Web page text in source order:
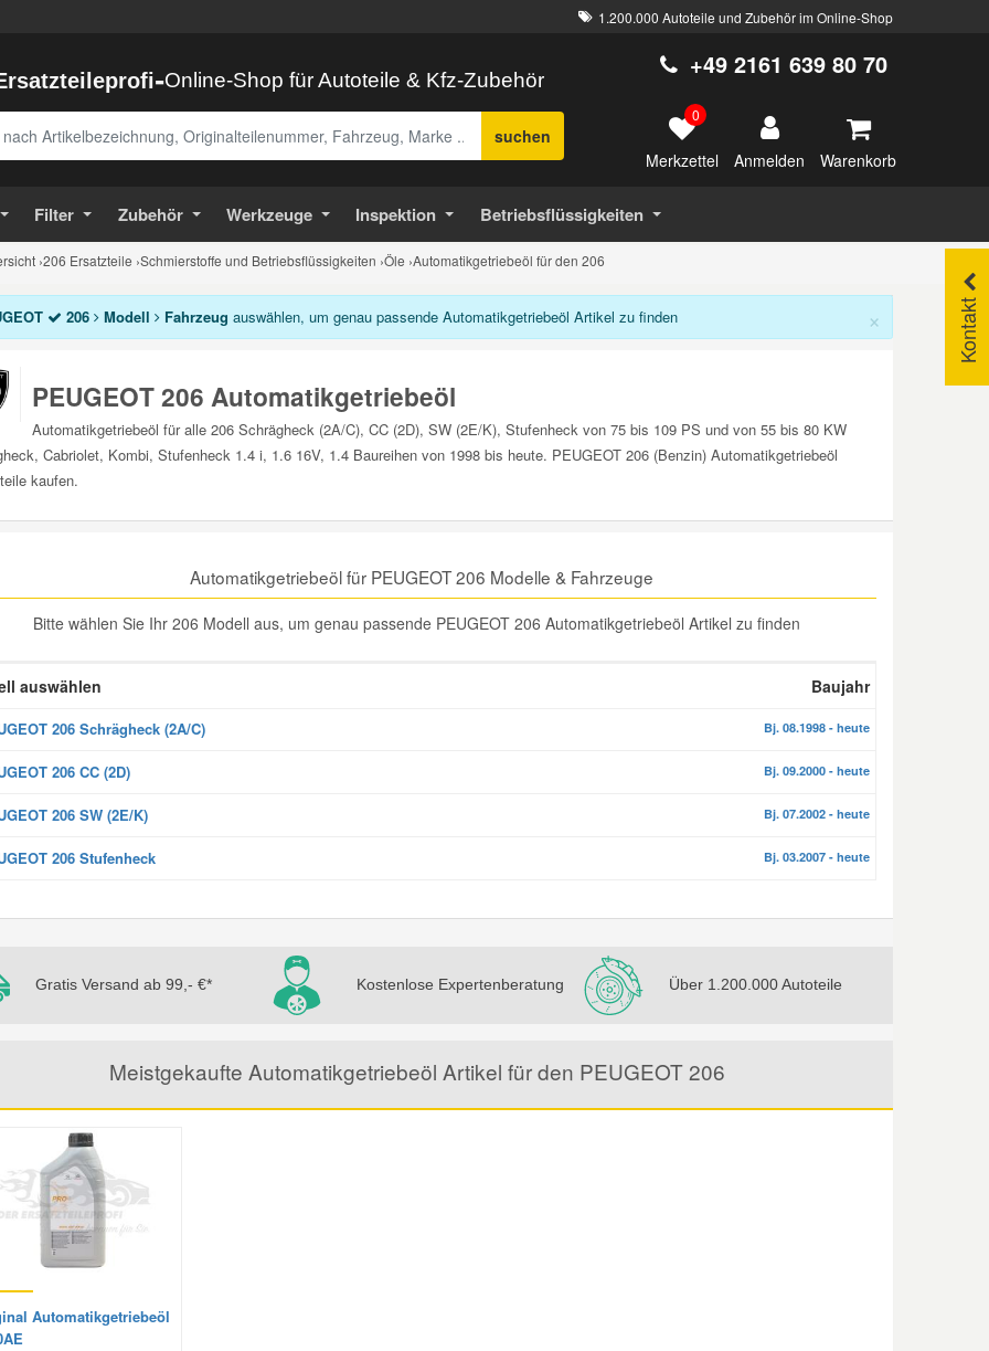
1.200.000 Autoteile und Zubehör im Online-Shop
-Online-Shop für Autoteile & Kfz-Zubehör
suchen
+49 2161 639 80 70
0
Merkzettel Anmelden Warenkorb
Filter Zubehör Werkzeuge Inspektion Betriebsflüssigkeiten
›206 Ersatzteile ›Schmierstoffe und Betriebsflüssigkeiten ›Öle ›Automatikgetriebeöl für den 206
Kontakt
×
206 Modell Fahrzeug auswählen, um genau passende Automatikgetriebeöl Artikel zu finden
PEUGEOT 206 Automatikgetriebeöl
Automatikgetriebeöl für alle 206 Schrägheck (2A/C), CC (2D), SW (2E/K), Stufenheck von 75 bis 109 PS und von 55 bis 80 KW
Cabriolet, Kombi, Stufenheck 1.4 i, 1.6 16V, 1.4 Baureihen von 1998 bis heute. PEUGEOT 206 (Benzin) Automatikgetriebeöl
kaufen.
Automatikgetriebeöl für PEUGEOT 206 Modelle & Fahrzeuge
Bitte wählen Sie Ihr 206 Modell aus, um genau passende PEUGEOT 206 Automatikgetriebeöl Artikel zu finden
auswählen Baujahr
206 Schrägheck (2A/C) Bj. 08.1998 - heute
206 CC (2D) Bj. 09.2000 - heute
206 SW (2E/K) Bj. 07.2002 - heute
206 Stufenheck Bj. 03.2007 - heute
Gratis Versand ab 99,- €* Kostenlose Expertenberatung Über 1.200.000 Autoteile
Meistgekaufte Automatikgetriebeöl Artikel für den PEUGEOT 206
Automatikgetriebeöl